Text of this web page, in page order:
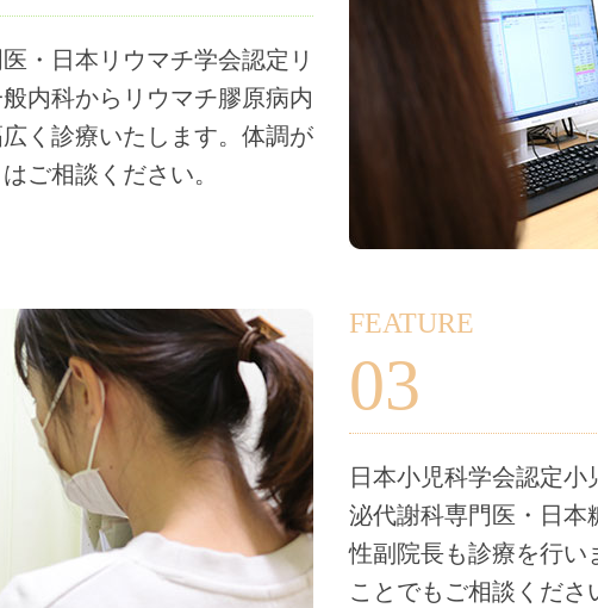
・日本リウマチ学会認定リ
内科からリウマチ膠原病内
く診療いたします。体調が
ご相談ください。
FEATURE
03
日本小児科学会認定
泌代謝科専門医・日本
性副院長も診療を行い
ことでもご相談くださ